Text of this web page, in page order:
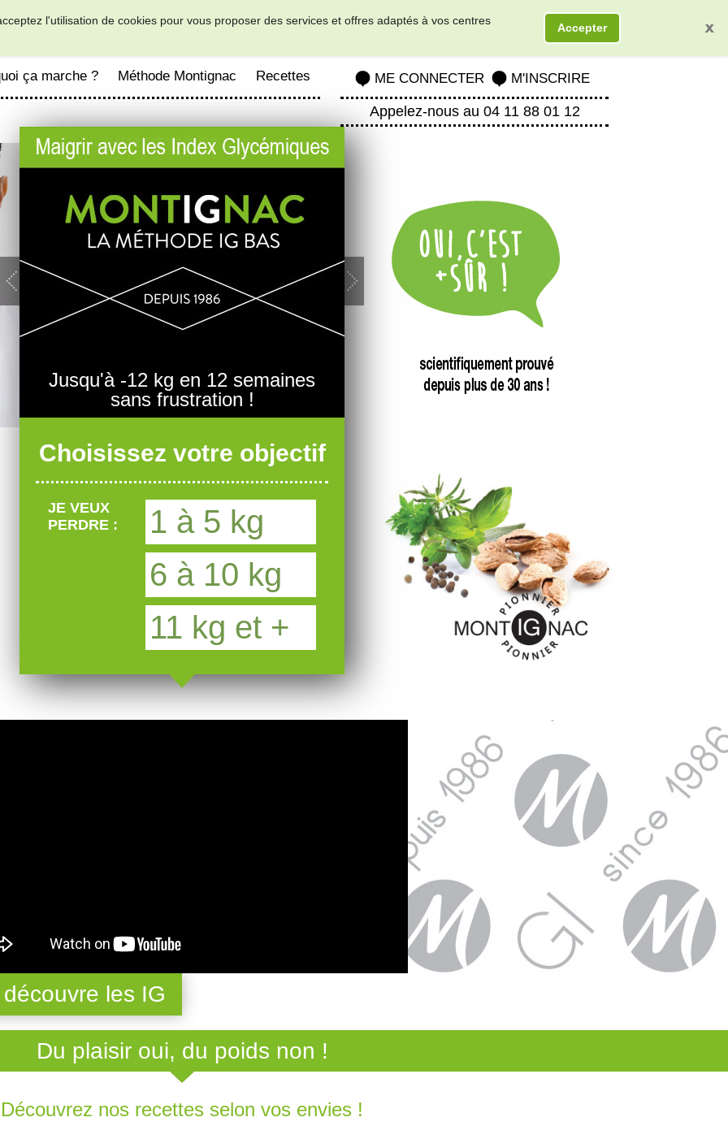
l'utilisation de cookies pour vous proposer des services et offres adaptés à vos centres
Accepter
ça marche ? Méthode Montignac Recettes ME CONNECTER M'INSCRIRE
Appelez-nous au 04 11 88 01 12
Previous Next
Jusqu'à -12 kg en 12 semaines
sans frustration !
Choisissez votre objectif
JE VEUX
PERDRE :
1 à 5 kg
6 à 10 kg
11 kg et +
les IG
Du plaisir oui, du poids non !
Découvrez nos recettes selon vos envies !